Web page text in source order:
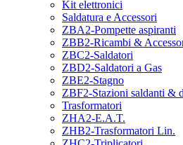
Kit elettronici
Saldatura e Accessori
ZBA2-Pompette aspiranti
ZBB2-Ricambi &
ZBC2-Saldatori
ZBD2-Saldatori a Gas
ZBE2-Stagno
ZBF2-Stazioni saldanti &
Trasformatori
ZHA2-E.A.T.
ZHB2-Trasformatori Lin.